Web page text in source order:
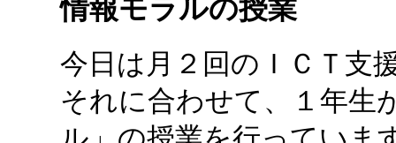
情報モラルの授業
今日は月２回のＩＣＴ支
それに合わせて、１年生